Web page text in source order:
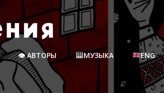
👁 АВТОРЫ МУЗЫКА ENG